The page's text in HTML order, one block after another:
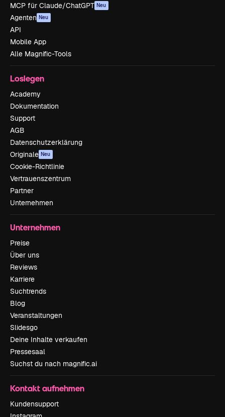
MCP für Claude/ChatGPT Neu
Agenten Neu
API
Mobile App
Alle Magnific-Tools
Loslegen
Academy
Dokumentation
Support
AGB
Datenschutzerklärung
Originale Neu
Cookie-Richtlinie
Vertrauenszentrum
Partner
Unternehmen
Unternehmen
Preise
Über uns
Reviews
Karriere
Suchtrends
Blog
Veranstaltungen
Slidesgo
Deine Inhalte verkaufen
Pressesaal
Suchst du nach magnific.ai
Kontakt aufnehmen
Kundensupport